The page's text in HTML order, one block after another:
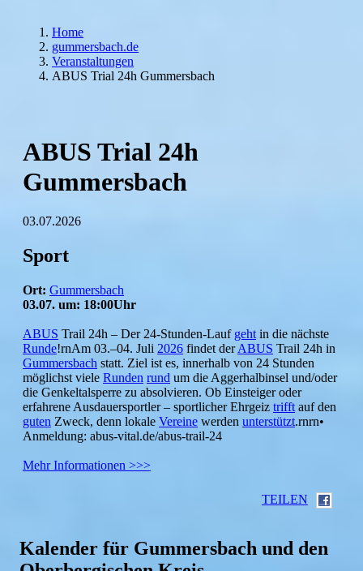
Home
gummersbach.de
Veranstaltungen
ABUS Trial 24h Gummersbach
ABUS Trial 24h
Gummersbach
03.07.2026
Sport
Ort: Gummersbach
03.07. um: 18:00Uhr
ABUS Trail 24h – Der 24-Stunden-Lauf geht in die nächste
Runde!rnAm 03.–04. Juli 2026 findet derABUS Trail 24h in
Gummersbach statt. Ziel ist es, innerhalb von 24 Stunden
möglichst viele Runden rund um die Aggerhalbinsel und/oder
die Genkeltalsperre zu absolvieren. Ob Einsteiger oder
erfahrene Ausdauersportler – sportlicher Ehrgeiz trifft auf den
guten Zweck, denn lokale Vereine werden unterstützt.rnrn•
Anmeldung: abus-vital.de/abus-trail-24
Mehr Informationen >>>
TEILEN
Kalender für Gummersbach und den